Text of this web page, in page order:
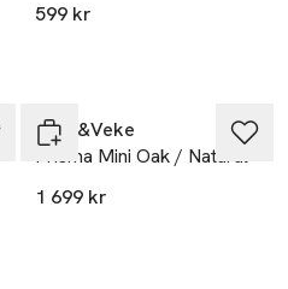
599 kr
Watt&Veke
Prisma Mini Oak / Natural
1 699 kr